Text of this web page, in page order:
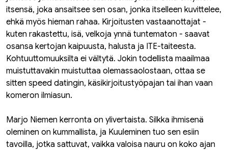
itsensä, joka ansaitsee sen osan, jonka itselleen kuvittelee,
ehkä myös hieman rahaa. Kirjoitusten vastaanottajat -
kuten rakastettu, isä, velkoja ynnä tuntematon - saavat
osansa kertojan kaipuusta, halusta ja ITE-taiteesta.
Kohtuuttomuuksilta ei vältytä. Jokin todellista maailmaa
muistuttavakin muistuttaa olemassaolostaan, ottaa se
sitten speed datingin, käsikirjoitustyöpajan tai ihan vaan
komeron ilmiasun.
Marjo Niemen kerronta on ylivertaista. Silkka ihmisenä
oleminen on kummallista, ja Kuuleminen tuo sen esiin
tavoilla, jotka sattuvat, vaikka valoisa nauru on koko ajan